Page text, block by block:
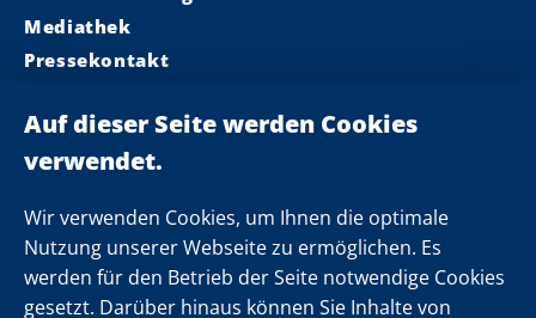
Wir verwenden Cookies, um Ihnen die optimale
Nutzung unserer Webseite zu ermöglichen. Es
werden für den Betrieb der Seite notwendige Cookies
gesetzt. Darüber hinaus können Sie Inhalte von
Mediathek
Pressekontakt
Landeskabinett
Einsamkeit
Folgen Sie uns